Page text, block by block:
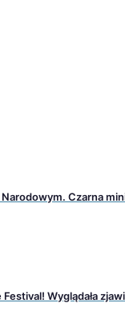
Czarna
Wyglądała